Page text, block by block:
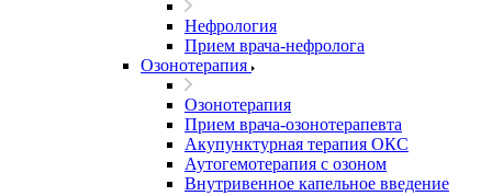
Нефрология
Прием врача-нефролога
Озонотерапия
Озонотерапия
Прием врача-озонотерапевта
Акупунктурная терапия ОКС
Аутогемотерапия с озоном
Внутривенное капельное введение